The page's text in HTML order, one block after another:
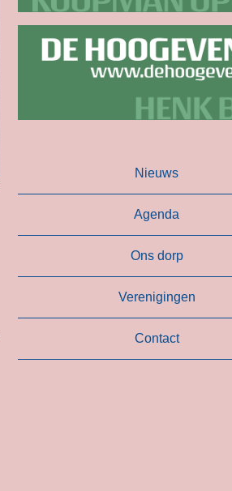
Nieuws
Agenda
Ons dorp
Verenigingen
Contact